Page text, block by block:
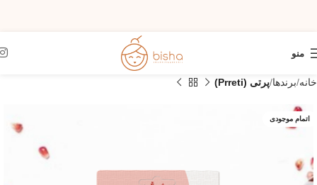
منو
خانه برندها پرتی (Prreti)
اتمام موجودی